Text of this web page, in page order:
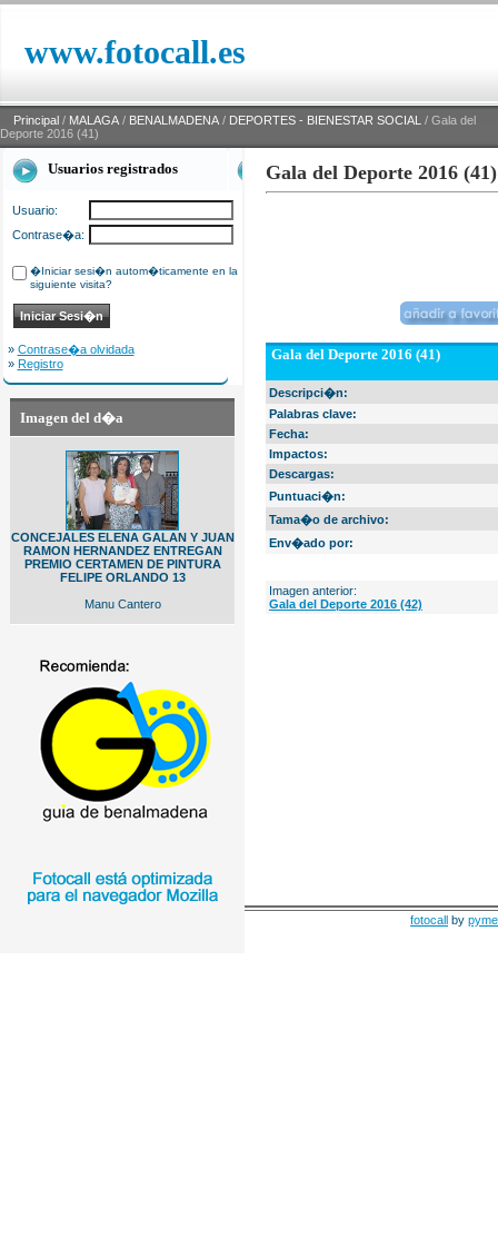
www.fotocall.es
Principal / MALAGA / BENALMADENA / DEPORTES - BIENESTAR SOCIAL / Gala del
Deporte 2016 (41)
Usuarios registrados
Usuario:
Contrase�a:
�Iniciar sesi�n autom�ticamente en la
siguiente visita?
» Contrase�a olvidada
» Registro
Imagen del d�a
CONCEJALES ELENA GALAN Y JUAN
RAMON HERNANDEZ ENTREGAN
PREMIO CERTAMEN DE PINTURA
FELIPE ORLANDO 13
Manu Cantero
Gala del Deporte 2016 (41)
Gala del Deporte 2016 (41)
Descripci�n:
Palabras clave:
Fecha:
Impactos:
Descargas:
Puntuaci�n:
Tama�o de archivo:
Env�ado por:
Imagen anterior:
Gala del Deporte 2016 (42)
fotocall by